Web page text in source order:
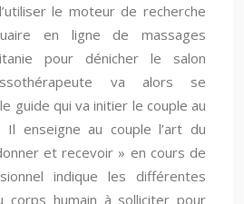
le moteur de recherche
en ligne de massages
pour dénicher le salon
va alors se
guide qui va initier le couple au
Il enseigne au couple l’art du
et recevoir » en cours de
indique les différentes
corps humain à solliciter pour